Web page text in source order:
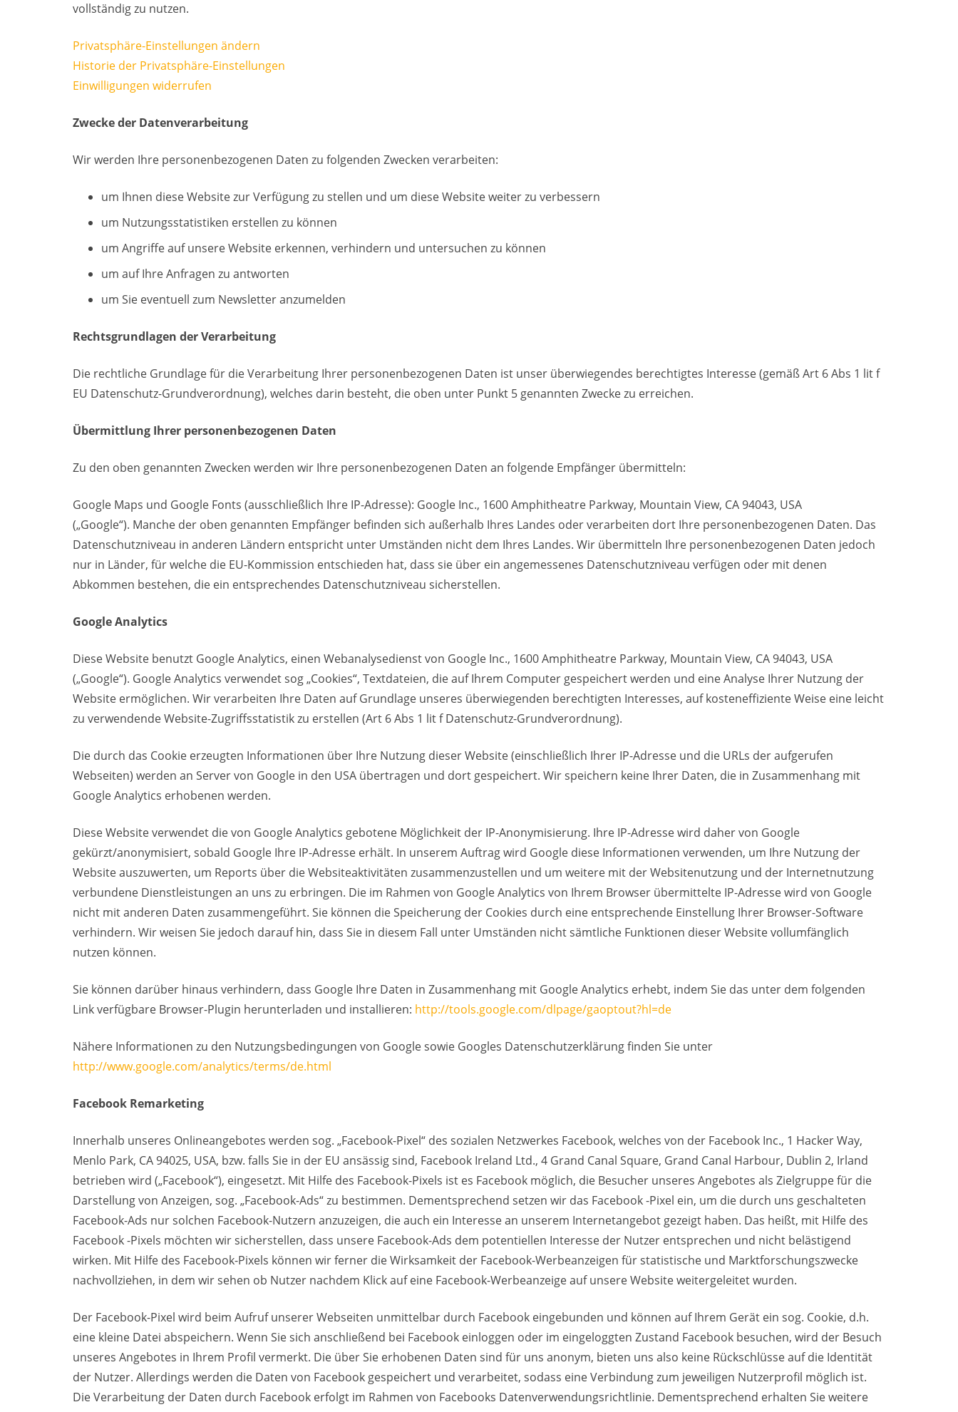
vollständig zu nutzen.
Privatsphäre-Einstellungen ändern
Historie der Privatsphäre-Einstellungen
Einwilligungen widerrufen
Zwecke der Datenverarbeitung
Wir werden Ihre personenbezogenen Daten zu folgenden Zwecken verarbeiten:
um Ihnen diese Website zur Verfügung zu stellen und um diese Website weiter zu verbessern
um Nutzungsstatistiken erstellen zu können
um Angriffe auf unsere Website erkennen, verhindern und untersuchen zu können
um auf Ihre Anfragen zu antworten
um Sie eventuell zum Newsletter anzumelden
Rechtsgrundlagen der Verarbeitung
Die rechtliche Grundlage für die Verarbeitung Ihrer personenbezogenen Daten ist unser überwiegendes berechtigtes Interesse (gemäß Art 6 Abs 1 lit f
EU Datenschutz-Grundverordnung), welches darin besteht, die oben unter Punkt 5 genannten Zwecke zu erreichen.
Übermittlung Ihrer personenbezogenen Daten
Zu den oben genannten Zwecken werden wir Ihre personenbezogenen Daten an folgende Empfänger übermitteln:
Google Maps und Google Fonts (ausschließlich Ihre IP-Adresse): Google Inc., 1600 Amphitheatre Parkway, Mountain View, CA 94043, USA
(„Google“). Manche der oben genannten Empfänger befinden sich außerhalb Ihres Landes oder verarbeiten dort Ihre personenbezogenen Daten. Das
Datenschutzniveau in anderen Ländern entspricht unter Umständen nicht dem Ihres Landes. Wir übermitteln Ihre personenbezogenen Daten jedoch
nur in Länder, für welche die EU-Kommission entschieden hat, dass sie über ein angemessenes Datenschutzniveau verfügen oder mit denen
Abkommen bestehen, die ein entsprechendes Datenschutzniveau sicherstellen.
Google Analytics
Diese Website benutzt Google Analytics, einen Webanalysedienst von Google Inc., 1600 Amphitheatre Parkway, Mountain View, CA 94043, USA
(„Google“). Google Analytics verwendet sog „Cookies“, Textdateien, die auf Ihrem Computer gespeichert werden und eine Analyse Ihrer Nutzung der
Website ermöglichen. Wir verarbeiten Ihre Daten auf Grundlage unseres überwiegenden berechtigten Interesses, auf kosteneffiziente Weise eine leicht
zu verwendende Website-Zugriffsstatistik zu erstellen (Art 6 Abs 1 lit f Datenschutz-Grundverordnung).
Die durch das Cookie erzeugten Informationen über Ihre Nutzung dieser Website (einschließlich Ihrer IP-Adresse und die URLs der aufgerufen
Webseiten) werden an Server von Google in den USA übertragen und dort gespeichert. Wir speichern keine Ihrer Daten, die in Zusammenhang mit
Google Analytics erhobenen werden.
Diese Website verwendet die von Google Analytics gebotene Möglichkeit der IP-Anonymisierung. Ihre IP-Adresse wird daher von Google
gekürzt/anonymisiert, sobald Google Ihre IP-Adresse erhält. In unserem Auftrag wird Google diese Informationen verwenden, um Ihre Nutzung der
Website auszuwerten, um Reports über die Websiteaktivitäten zusammenzustellen und um weitere mit der Websitenutzung und der Internetnutzung
verbundene Dienstleistungen an uns zu erbringen. Die im Rahmen von Google Analytics von Ihrem Browser übermittelte IP-Adresse wird von Google
nicht mit anderen Daten zusammengeführt. Sie können die Speicherung der Cookies durch eine entsprechende Einstellung Ihrer Browser-Software
verhindern. Wir weisen Sie jedoch darauf hin, dass Sie in diesem Fall unter Umständen nicht sämtliche Funktionen dieser Website vollumfänglich
nutzen können.
Sie können darüber hinaus verhindern, dass Google Ihre Daten in Zusammenhang mit Google Analytics erhebt, indem Sie das unter dem folgenden
Link verfügbare Browser-Plugin herunterladen und installieren: http://tools.google.com/dlpage/gaoptout?hl=de
Nähere Informationen zu den Nutzungsbedingungen von Google sowie Googles Datenschutzerklärung finden Sie unter
http://www.google.com/analytics/terms/de.html
Facebook Remarketing
Innerhalb unseres Onlineangebotes werden sog. „Facebook-Pixel“ des sozialen Netzwerkes Facebook, welches von der Facebook Inc., 1 Hacker Way,
Menlo Park, CA 94025, USA, bzw. falls Sie in der EU ansässig sind, Facebook Ireland Ltd., 4 Grand Canal Square, Grand Canal Harbour, Dublin 2, Irland
betrieben wird („Facebook“), eingesetzt. Mit Hilfe des Facebook-Pixels ist es Facebook möglich, die Besucher unseres Angebotes als Zielgruppe für die
Darstellung von Anzeigen, sog. „Facebook-Ads“ zu bestimmen. Dementsprechend setzen wir das Facebook -Pixel ein, um die durch uns geschalteten
Facebook-Ads nur solchen Facebook-Nutzern anzuzeigen, die auch ein Interesse an unserem Internetangebot gezeigt haben. Das heißt, mit Hilfe des
Facebook -Pixels möchten wir sicherstellen, dass unsere Facebook-Ads dem potentiellen Interesse der Nutzer entsprechen und nicht belästigend
wirken. Mit Hilfe des Facebook-Pixels können wir ferner die Wirksamkeit der Facebook-Werbeanzeigen für statistische und Marktforschungszwecke
nachvollziehen, in dem wir sehen ob Nutzer nachdem Klick auf eine Facebook-Werbeanzeige auf unsere Website weitergeleitet wurden.
Der Facebook-Pixel wird beim Aufruf unserer Webseiten unmittelbar durch Facebook eingebunden und können auf Ihrem Gerät ein sog. Cookie, d.h.
eine kleine Datei abspeichern. Wenn Sie sich anschließend bei Facebook einloggen oder im eingeloggten Zustand Facebook besuchen, wird der Besuch
unseres Angebotes in Ihrem Profil vermerkt. Die über Sie erhobenen Daten sind für uns anonym, bieten uns also keine Rückschlüsse auf die Identität
der Nutzer. Allerdings werden die Daten von Facebook gespeichert und verarbeitet, sodass eine Verbindung zum jeweiligen Nutzerprofil möglich ist.
Die Verarbeitung der Daten durch Facebook erfolgt im Rahmen von Facebooks Datenverwendungsrichtlinie. Dementsprechend erhalten Sie weitere